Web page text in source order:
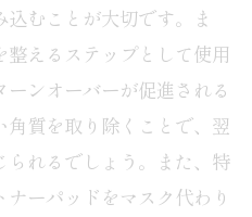
粧水の併用効果
ドの選び方
ッドの選び方
むことが大切です。ま
えるステップとして使用
ンオーバーが促進される
質を取り除くことで、翌
れるでしょう。また、特
ーパッドをマスク代わり